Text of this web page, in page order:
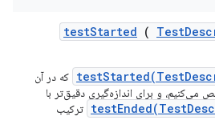
testStarted ( Test
که در آن
و برای اندازه‌گیری دقیق‌تر با
ترکیب